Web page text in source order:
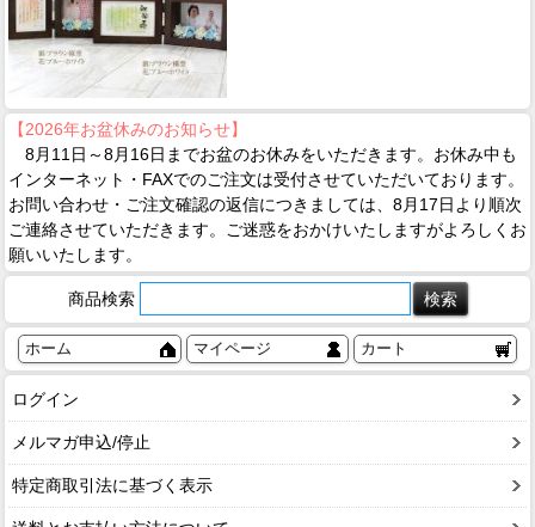
【2026年お盆休みのお知らせ】
8月11日～8月16日までお盆のお休みをいただきます。お休み中も
インターネット・FAXでのご注文は受付させていただいております。
お問い合わせ・ご注文確認の返信につきましては、8月17日より順次
ご連絡させていただきます。ご迷惑をおかけいたしますがよろしくお
願いいたします。
商品検索
ホーム マイページ カート
ログイン
メルマガ申込/停止
特定商取引法に基づく表示